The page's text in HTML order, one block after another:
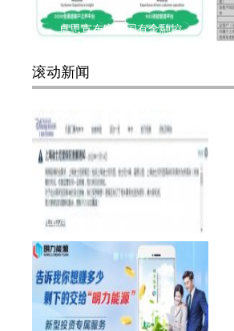
卓思宣布完成国有金融控
滚动新闻
上海迪士尼暂时关闭，恢复运